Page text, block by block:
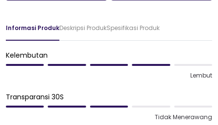
Informasi ProdukDeskripsi ProdukSpesifikasi Produk
Kelembutan
Lembut
Transparansi 30S
Tidak Menerawang